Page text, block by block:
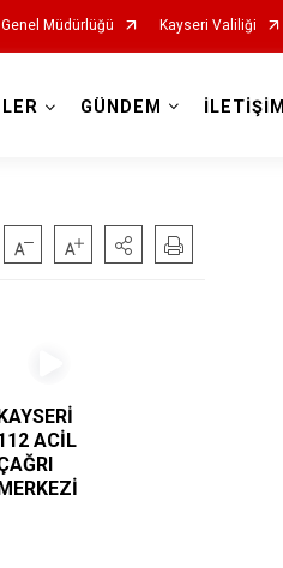
Müdürlüğü Kayseri Valiliği
GÜNDEM İLETİŞİM
KAYSERİ
ACİL
MERKEZİ